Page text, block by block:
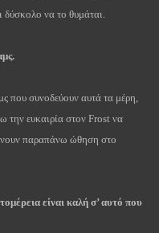
δύσκολο να το θυμάται.
που συνοδεύουν αυτά τα μέρη,
την ευκαιρία στον Frost να
παραπάνω ώθηση στο
είναι καλή σ’ αυτό που